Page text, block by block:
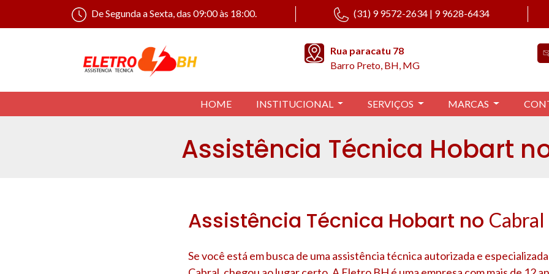
De Segunda a Sexta, das 09:00 às 18:00. (31) 9 9572-2634 | 9 9628-6434
Rua paracatu 78
Barro Preto, BH, MG
HOME INSTITUCIONAL SERVIÇOS MARCAS
Assistência Técnica Hobart
Assistência Técnica Hobart no Cabral
Se você está em busca de uma assistência técnica autorizada e